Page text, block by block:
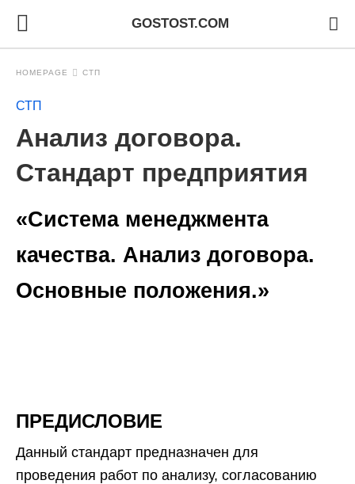
GOSTOST.COM
HOMEPAGE СТП
СТП
Анализ договора.
Стандарт предприятия
«Система менеджмента
качества. Анализ договора.
Основные положения.»
ПРЕДИСЛОВИЕ
Данный стандарт предназначен для
проведения работ по анализу, согласованию